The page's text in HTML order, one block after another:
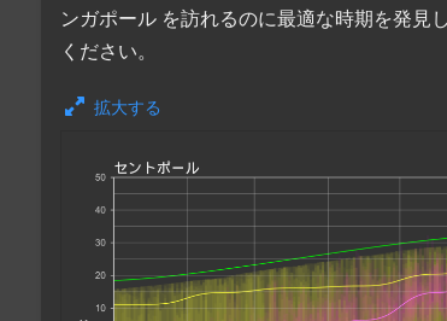
ンガポール を訪れるのに最適な時期を発見
ください。
拡大する